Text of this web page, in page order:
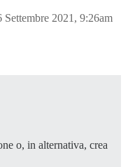
Settembre 2021, 9:26am
o, in alternativa, crea